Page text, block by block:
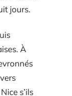
jours.
À
s’ils